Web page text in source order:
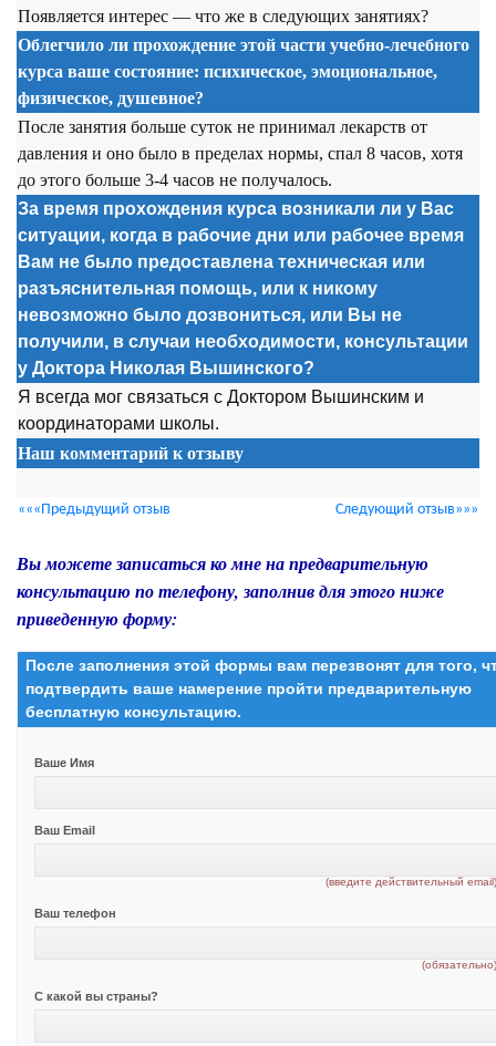
Появляется интерес — что же в следующих занятиях?
Облегчило ли прохождение этой части учебно-лечебного
курса ваше состояние: психическое, эмоциональное,
физическое, душевное?
После занятия больше суток не принимал лекарств от
давления и оно было в пределах нормы, спал 8 часов, хотя
до этого больше 3-4 часов не получалось.
За время прохождения курса возникали ли у Вас
ситуации, когда в рабочие дни или рабочее время
Вам не было предоставлена техническая или
разъяснительная помощь, или к никому
невозможно было дозвониться, или Вы не
получили, в случаи необходимости, консультации
у Доктора Николая Вышинского?
Я всегда мог связаться с Доктором Вышинским и
координаторами школы.
Наш комментарий к отзыву
«««Предыдущий отзыв Следующий отзыв»»»
Вы можете записаться ко мне на предварительную
консультацию по телефону, заполнив для этого ниже
приведенную форму:
После заполнения этой формы вам перезвонят для того,
подтвердить ваше намерение пройти предварительную
бесплатную консультацию.
Ваше Имя
Ваш Email
(введите действительный
Ваш телефон
С какой вы страны?